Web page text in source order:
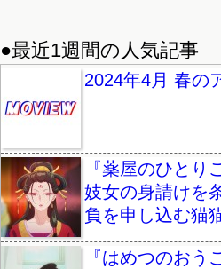
●最近1週間の人気記事
2024年4月 春の
『薬屋のひとり
妓女の身請けを
負を申し込む猫
『はめつのおう